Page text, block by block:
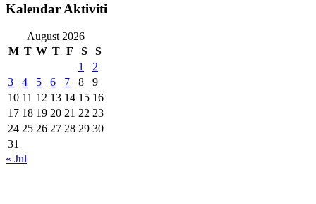
Kalendar Aktiviti
August 2026
M T W T F S
S
1
2
3
4 5 6 7 8
9
10 11 12 13 14 15 16
17 18 19 20 21 22 23
24 25 26 27 28 29 30
31
« Jul